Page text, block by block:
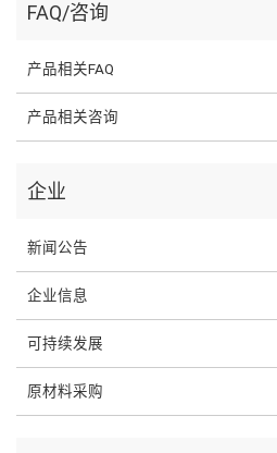
FAQ/咨询
产品相关FAQ
产品相关咨询
企业
新闻公告
企业信息
可持续发展
原材料采购